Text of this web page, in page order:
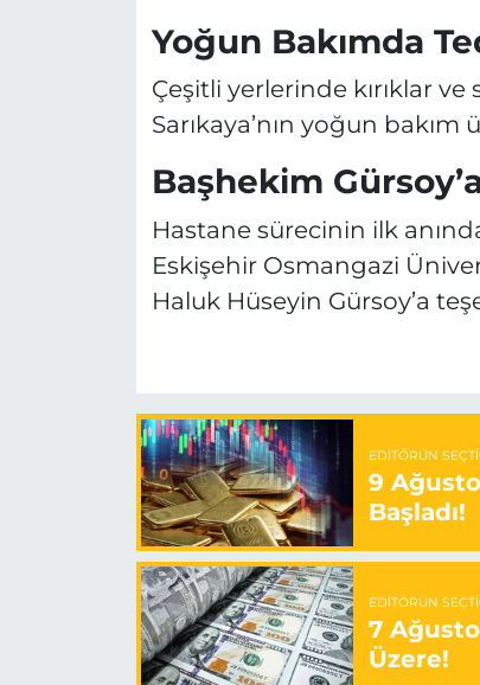
Yoğun Bakımda
Çeşitli yerlerinde kırıklar
Sarıkaya’nın yoğun
Başhekim
Hastane sürecinin ilk
Eskişehir Osmangazi
Haluk Hüseyin Gürsoy’a
EDITÖRÜN
9
Başladı!
EDITÖRÜN
7
Üzere!